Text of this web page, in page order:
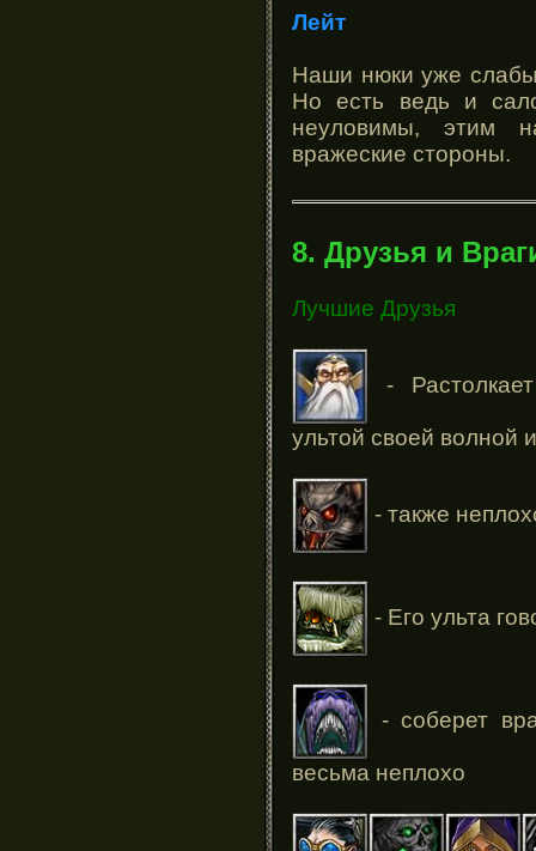
Лейт
Наши нюки уже
Но есть ведь и
неуловимы, этим
вражеские стороны.
8. Друзья и
Лучшие Друзья
-
ультой своей волной
- также
- Его ульта
- соберет
весьма неплохо